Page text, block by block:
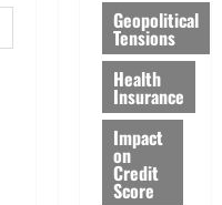
Geopolitical
Tensions
Health
Insurance
Impact
on
Credit
Score